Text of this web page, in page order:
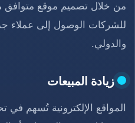
من خلال تصميم موقع
للشركات الوصول إلى عملاء
والدولي.
زيادة المبيعات
المواقع الإلكترونية تُسهم في